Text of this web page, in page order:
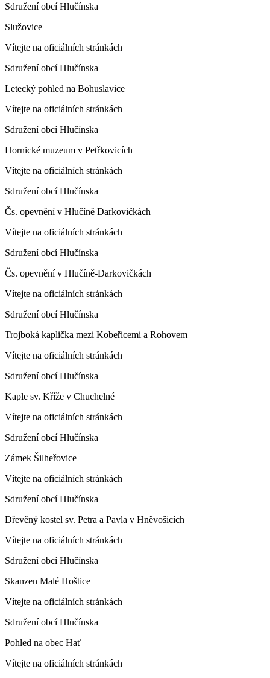
Sdružení obcí Hlučínska
Služovice
Vítejte na oficiálních stránkách
Sdružení obcí Hlučínska
Letecký pohled na Bohuslavice
Vítejte na oficiálních stránkách
Sdružení obcí Hlučínska
Hornické muzeum v Petřkovicích
Vítejte na oficiálních stránkách
Sdružení obcí Hlučínska
Čs. opevnění v Hlučíně Darkovičkách
Vítejte na oficiálních stránkách
Sdružení obcí Hlučínska
Čs. opevnění v Hlučíně-Darkovičkách
Vítejte na oficiálních stránkách
Sdružení obcí Hlučínska
Trojboká kaplička mezi Kobeřicemi a Rohovem
Vítejte na oficiálních stránkách
Sdružení obcí Hlučínska
Kaple sv. Kříže v Chuchelné
Vítejte na oficiálních stránkách
Sdružení obcí Hlučínska
Zámek Šilheřovice
Vítejte na oficiálních stránkách
Sdružení obcí Hlučínska
Dřevěný kostel sv. Petra a Pavla v Hněvošicích
Vítejte na oficiálních stránkách
Sdružení obcí Hlučínska
Skanzen Malé Hoštice
Vítejte na oficiálních stránkách
Sdružení obcí Hlučínska
Pohled na obec Hať
Vítejte na oficiálních stránkách